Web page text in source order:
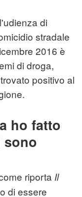
di
stradale
2016 è
di droga,
positivo al
ho fatto
sono
riporta Il
di essere